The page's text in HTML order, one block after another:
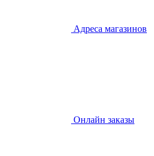
Адреса магазинов
Онлайн заказы